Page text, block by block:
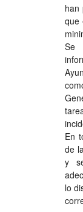
han
que
Se
En
de
y
lo